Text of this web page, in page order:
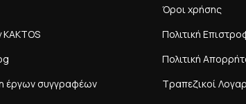
έργων συγγραφέων
Όροι χρήσης
Πολιτική
Πολιτική
Τραπεζικοί